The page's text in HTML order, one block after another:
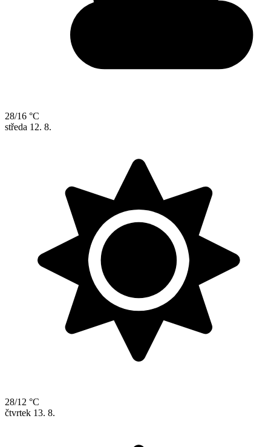
28/16 °C
středa 12. 8.
28/12 °C
čtvrtek 13. 8.